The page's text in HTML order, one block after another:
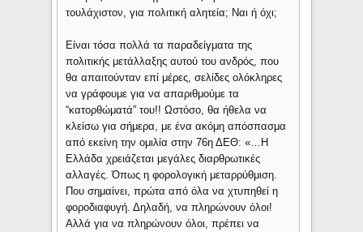
τουλάχιστον, για πολιτική αλητεία; Ναι ή όχι;
Είναι τόσα πολλά τα παραδείγματα της
πολιτικής μετάλλαξης αυτού του ανδρός, που
θα απαιτούνταν επί μέρες, σελίδες ολόκληρες
να γράφουμε για να απαριθμούμε τα
“κατορθώματά” του!! Ωστόσο, θα ήθελα να
κλείσω για σήμερα, με ένα ακόμη απόσπασμα
από εκείνη την ομιλία στην 76η ΔΕΘ: «…Η
Ελλάδα χρειάζεται μεγάλες διαρθρωτικές
αλλαγές. Όπως η φορολογική μεταρρύθμιση.
Που σημαίνει, πρώτα από όλα να χτυπηθεί η
φοροδιαφυγή. Δηλαδή, να πληρώνουν όλοι!
Αλλά για να πληρώνουν όλοι, πρέπει να